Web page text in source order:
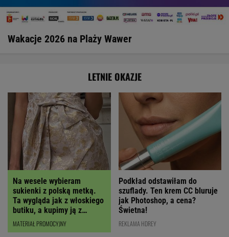
Wakacje 2026 na Plaży Wawer
LETNIE OKAZJE
Na wesele wybieram
sukienki z polską metką.
Ta wygląda jak z włoskiego
butiku, a kupimy ją z
RABATEM
MATERIAŁ PROMOCYJNY
Podkład odstawiłam do
szuflady. Ten krem CC bluruje
jak Photoshop, a cena?
Świetna!
REKLAMA HDREY